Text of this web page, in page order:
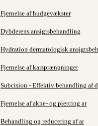
Fjernelse af hudgevækster
Dybderens ansigtsbehandling
Hydration dermatologisk
Fjernelse af karsprængninger
Subcision - Effektiv behandling af
Fjernelse af akne- og piercing ar
Behandling og reducering af ar